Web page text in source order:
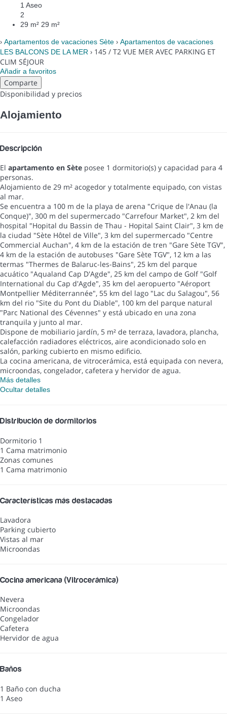
1 Aseo
2
29 m² 29 m²
› Apartamentos de vacaciones Sète › Apartamentos de vacaciones
LES BALCONS DE LA MER › 145 / T2 VUE MER AVEC PARKING ET
CLIM SÉJOUR
Añadir a favoritos
Comparte
Disponibilidad y precios
Alojamiento
Descripción
El apartamento en Sète posee 1 dormitorio(s) y capacidad para 4
personas.
Alojamiento de 29 m² acogedor y totalmente equipado, con vistas
al mar.
Se encuentra a 100 m de la playa de arena "Crique de l'Anau (la
Conque)", 300 m del supermercado "Carrefour Market", 2 km del
hospital "Hopital du Bassin de Thau - Hopital Saint Clair", 3 km de
la ciudad "Sète Hôtel de Ville", 3 km del supermercado "Centre
Commercial Auchan", 4 km de la estación de tren "Gare Sète TGV",
4 km de la estación de autobuses "Gare Sète TGV", 12 km a las
termas "Thermes de Balaruc-les-Bains", 25 km del parque
acuático "Aqualand Cap D'Agde", 25 km del campo de Golf "Golf
International du Cap d'Agde", 35 km del aeropuerto "Aéroport
Montpellier Méditerrannée", 55 km del lago "Lac du Salagou", 56
km del rio "Site du Pont du Diable", 100 km del parque natural
"Parc National des Cévennes" y está ubicado en una zona
tranquila y junto al mar.
Dispone de mobiliario jardín, 5 m² de terraza, lavadora, plancha,
calefacción radiadores eléctricos, aire acondicionado solo en
salón, parking cubierto en mismo edificio.
La cocina americana, de vitrocerámica, está equipada con nevera,
microondas, congelador, cafetera y hervidor de agua.
Más detalles
Ocultar detalles
Distribución de dormitorios
Dormitorio 1
1 Cama matrimonio
Zonas comunes
1 Cama matrimonio
Características más destacadas
Lavadora
Parking cubierto
Vistas al mar
Microondas
Cocina americana (Vitrocerámica)
Nevera
Microondas
Congelador
Cafetera
Hervidor de agua
Baños
1 Baño con ducha
1 Aseo